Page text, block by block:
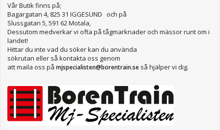
Vår Butik finns på;
Bagargatan 4, 825 31 IGGESUND och på
Slussgatan 5, 591 62 Motala,
Dessutom medverkar vi ofta på tågmarknader och mässor runt om i
landet!
Hittar du inte vad du söker kan du använda
sökrutan eller så kontakta oss genom
att maila oss på mjspecialisten@borentrain.se så hjälper vi dig.